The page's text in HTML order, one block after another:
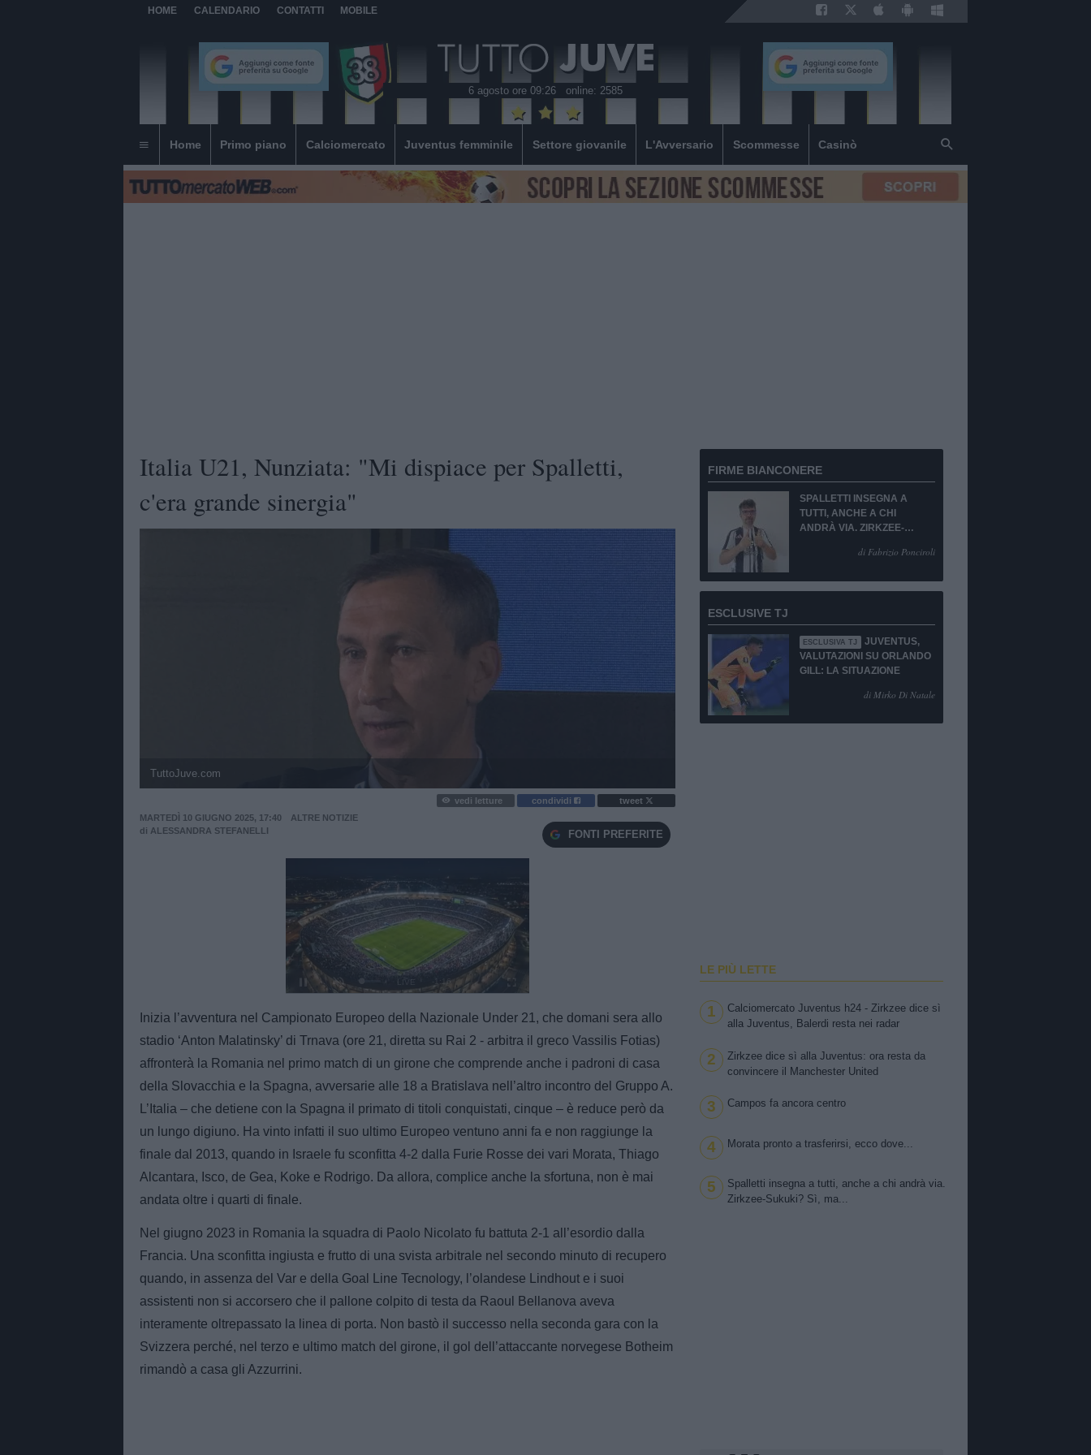
HOME CALENDARIO CONTATTI MOBILE
6 agosto ore 09:26 online: 2585
Home Primo piano Calciomercato Juventus femminile Settore giovanile L'Avversario Scommesse Casinò
Italia U21, Nunziata: "Mi dispiace per Spalletti,
c'era grande sinergia"
TuttoJuve.com
vedi letture condividi
tweet
MARTEDÌ 10 GIUGNO 2025, 17:40
ALTRE NOTIZIE
di ALESSANDRA STEFANELLI FONTI PREFERITE
100.00%
Inizia l’avventura nel Campionato Europeo della Nazionale Under 21, che domani sera allo
stadio ‘Anton Malatinsky’ di Trnava (ore 21, diretta su Rai 2 - arbitra il greco Vassilis Fotias)
affronterà la Romania nel primo match di un girone che comprende anche i padroni di casa
della Slovacchia e la Spagna, avversarie alle 18 a Bratislava nell’altro incontro del Gruppo A.
L’Italia – che detiene con la Spagna il primato di titoli conquistati, cinque – è reduce però da
un lungo digiuno. Ha vinto infatti il suo ultimo Europeo ventuno anni fa e non raggiunge la
finale dal 2013, quando in Israele fu sconfitta 4-2 dalla Furie Rosse dei vari Morata, Thiago
Alcantara, Isco, de Gea, Koke e Rodrigo. Da allora, complice anche la sfortuna, non è mai
andata oltre i quarti di finale.
Nel giugno 2023 in Romania la squadra di Paolo Nicolato fu battuta 2-1 all’esordio dalla
Francia. Una sconfitta ingiusta e frutto di una svista arbitrale nel secondo minuto di recupero
quando, in assenza del Var e della Goal Line Tecnology, l’olandese Lindhout e i suoi
assistenti non si accorsero che il pallone colpito di testa da Raoul Bellanova aveva
interamente oltrepassato la linea di porta. Non bastò il successo nella seconda gara con la
Svizzera perché, nel terzo e ultimo match del girone, il gol dell’attaccante norvegese Botheim
rimandò a casa gli Azzurrini.
FIRME BIANCONERE
SPALLETTI INSEGNA A
TUTTI, ANCHE A CHI
ANDRÀ VIA. ZIRKZEE-
di Fabrizio Ponciroli
ESCLUSIVE TJ
ESCLUSIVA TJ
JUVENTUS,
VALUTAZIONI SU ORLANDO
GILL: LA SITUAZIONE
di Mirko Di Natale
LE PIÙ LETTE
1
Calciomercato Juventus h24 - Zirkzee dice sì
alla Juventus, Balerdi resta nei radar
2
Zirkzee dice sì alla Juventus: ora resta da
convincere il Manchester United
3 Campos fa ancora centro
4 Morata pronto a trasferirsi, ecco dove...
5
Spalletti insegna a tutti, anche a chi andrà via.
Zirkzee-Sukuki? Sì, ma...